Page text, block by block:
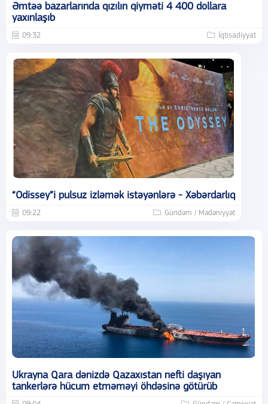
Əmtəə bazarlarında qızılın qiyməti 4 400 dollara
yaxınlaşıb
09:32 İqtisadiyyat
“Odissey”i pulsuz izləmək istəyənlərə - Xəbərdarlıq
09:22 Gündəm / Mədəniyyət
Ukrayna Qara dənizdə Qazaxıstan nefti daşıyan
tankerlərə hücum etməməyi öhdəsinə götürüb